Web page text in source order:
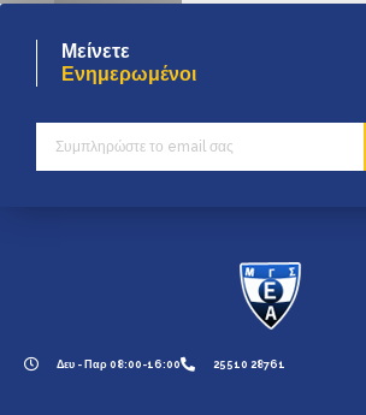
Μείνετε
Ενημερωμένοι
Δευ - Παρ 08:00-16:00 25510 28761